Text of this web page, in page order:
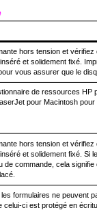
hors tension et
et solidement fixé.
vous assurer que le
de ressources HP
pour Macintosh
hors tension et
et solidement fixé. Si
de commande, cela
formulaires ne peuvent
celui-ci est protégé en